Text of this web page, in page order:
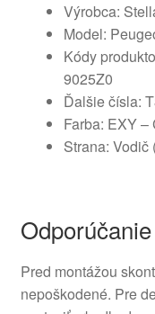
Výrobca:
Model:
Kódy
9025Z0
Ďalšie čísla:
Farba: EXY –
Strana: Vodič
Pred montážou
nepoškodené. Pre